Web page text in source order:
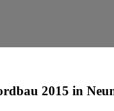
2015 in